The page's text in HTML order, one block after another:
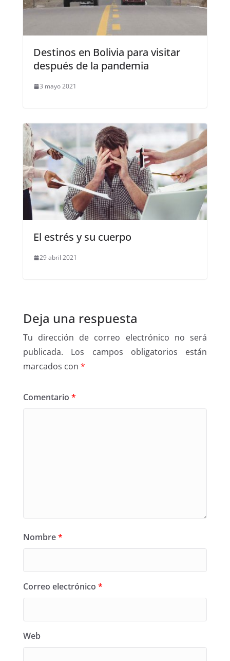
Destinos en Bolivia para visitar
después de la pandemia
3 mayo 2021
El estrés y su cuerpo
29 abril 2021
Deja una respuesta
Tu dirección de correo electrónico no será
publicada.
Los campos obligatorios están
marcados con *
Comentario *
Nombre*
Correo electrónico *
Web